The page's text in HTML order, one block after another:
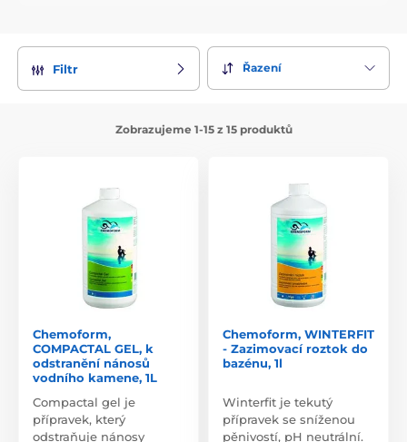
Filtr Řazení
Zobrazujeme 1-15 z 15 produktů
Chemoform,
COMPACTAL GEL, k
odstranění nánosů
vodního kamene, 1L
Compactal gel je
přípravek, který
odstraňuje nánosy
Chemoform, WINTERFIT
- Zazimovací roztok do
bazénu, 1l
Winterfit je tekutý
přípravek se sníženou
pěnivostí, pH neutrální.